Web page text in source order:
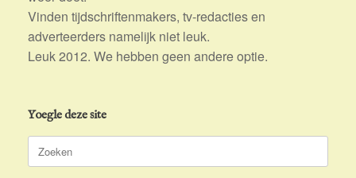
Vinden tijdschriftenmakers, tv-redacties en
adverteerders namelijk niet leuk.
Leuk 2012. We hebben geen andere optie.
Yoegle deze site
Zoeken
naar: